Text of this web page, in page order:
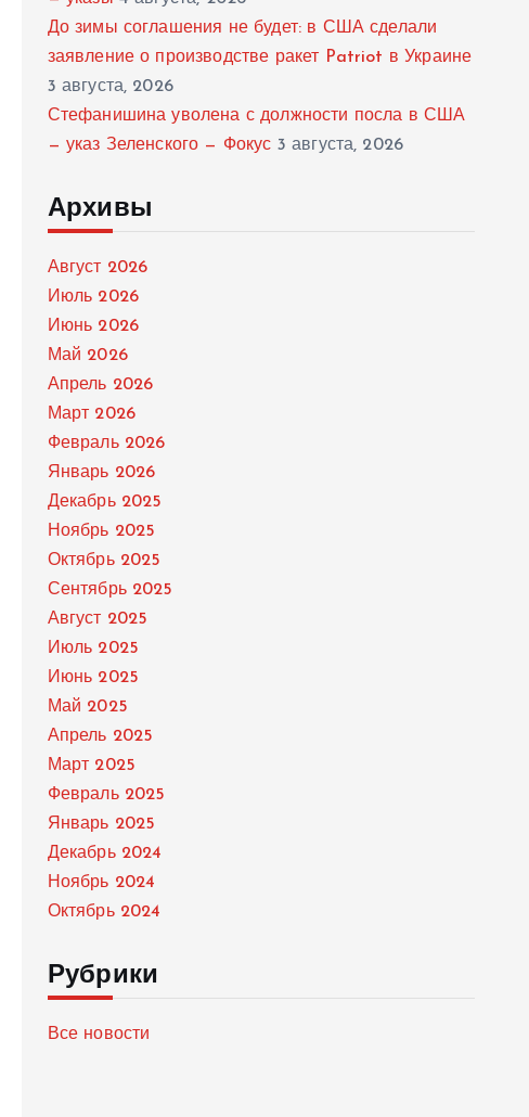
До зимы соглашения не будет: в США сделали
заявление о производстве ракет Patriot в Украине
3 августа, 2026
Стефанишина уволена с должности посла в США
— указ Зеленского — Фокус 3 августа, 2026
Архивы
Август 2026
Июль 2026
Июнь 2026
Май 2026
Апрель 2026
Март 2026
Февраль 2026
Январь 2026
Декабрь 2025
Ноябрь 2025
Октябрь 2025
Сентябрь 2025
Август 2025
Июль 2025
Июнь 2025
Май 2025
Апрель 2025
Март 2025
Февраль 2025
Январь 2025
Декабрь 2024
Ноябрь 2024
Октябрь 2024
Рубрики
Все новости